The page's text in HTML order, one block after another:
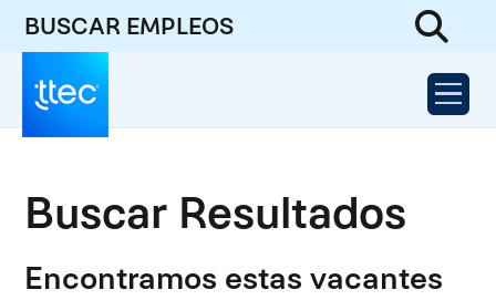
BUSCAR EMPLEOS
Buscar Resultados
Encontramos estas vacantes